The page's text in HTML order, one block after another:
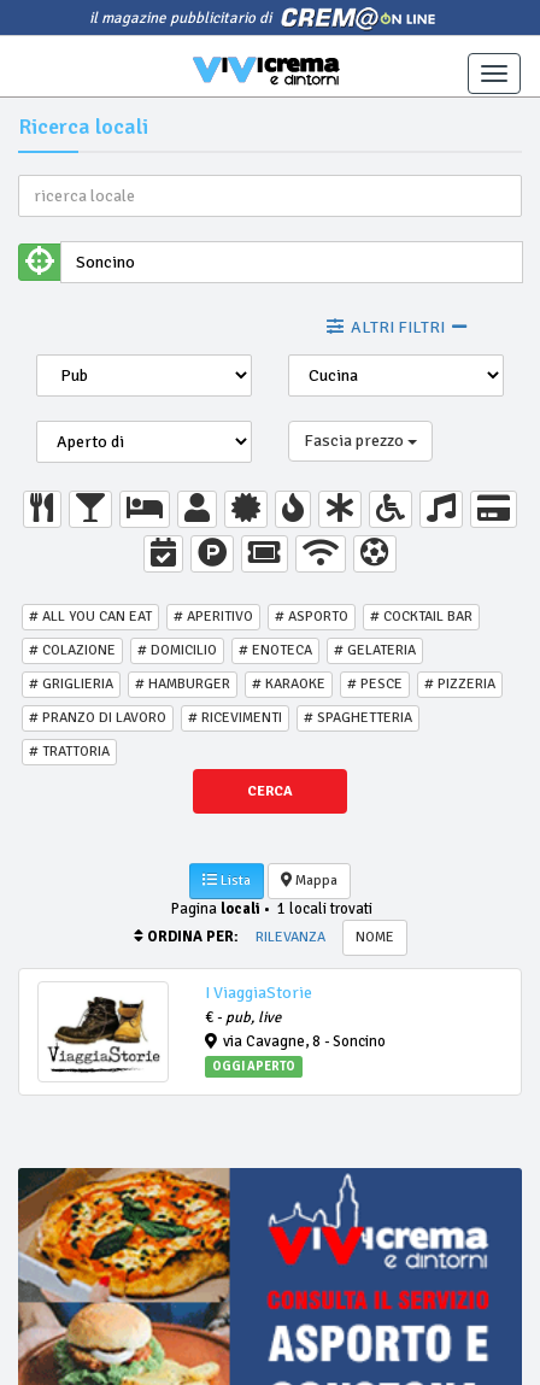
il magazine pubblicitario di
Toggle
Ricerca locali
ALTRI FILTRI
Fascia prezzo
# ALL YOU CAN EAT # APERITIVO # ASPORTO
# COCKTAIL BAR
# COLAZIONE
# DOMICILIO # ENOTECA
# GELATERIA
# GRIGLIERIA
# HAMBURGER # KARAOKE # PESCE
# PIZZERIA
# PRANZO DI LAVORO
# RICEVIMENTI
# SPAGHETTERIA
# TRATTORIA
CERCA
Lista Mappa
Pagina locali • 1 locali trovati
ORDINA PER:
RILEVANZA NOME
I ViaggiaStorie
€ - pub, live
via Cavagne, 8 - Soncino
OGGI APERTO